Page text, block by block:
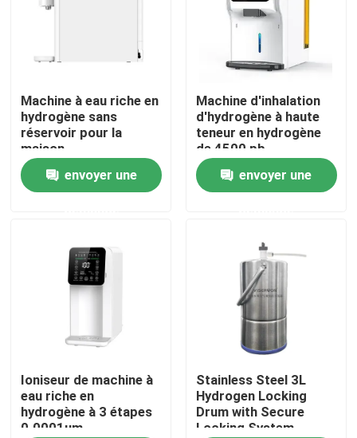
Maison
Produits
À propos de nous
Contrôle de qualité
Cas
Machine à eau riche en
hydrogène sans
réservoir pour la
maison
envoyer une
Machine d'inhalation
d'hydrogène à haute
teneur en hydrogène
de 4500 pb
envoyer une
Ioniseur de machine à
eau riche en
hydrogène à 3 étapes
0.0001um
Stainless Steel 3L
Hydrogen Locking
Drum with Secure
Locking System